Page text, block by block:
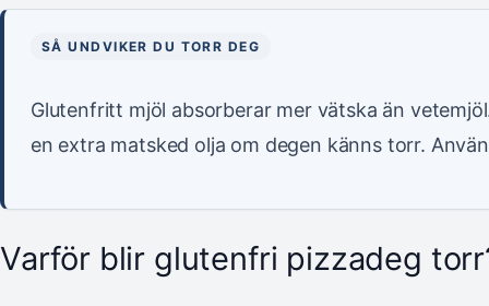
SÅ UNDVIKER DU TORR DEG
Glutenfritt mjöl absorberar mer vätska än
en extra matsked olja om degen känns torr.
Varför blir glutenfri pizzadeg